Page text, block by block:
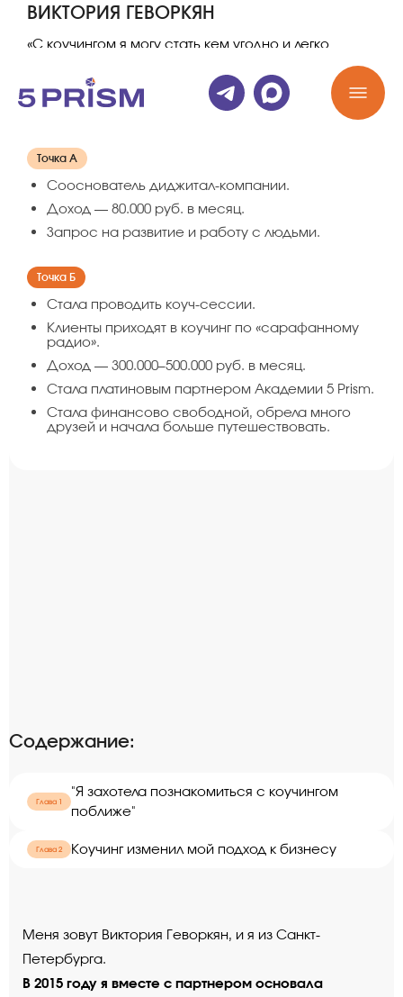
ВИКТОРИЯ ГЕВОРКЯН
«С коучингом я могу стать кем угодно и легко
самый ценный подарок всем студентам Академии
5 Prism, который никто изначально не ожидает
получить».
Точка А
Сооснователь диджитал-компании.
Доход — 80.000 руб. в месяц.
Запрос на развитие и работу с людьми.
Точка Б
Стала проводить коуч-сессии.
Клиенты приходят в коучинг по «сарафанному
радио».
Доход — 300.000–500.000 руб. в месяц.
Стала платиновым партнером Академии 5 Prism.
Стала финансово свободной, обрела много
друзей и начала больше путешествовать.
Содержание:
Глава 1
"Я захотела познакомиться с коучингом
поближе"
Глава 2 Коучинг изменил мой подход к бизнесу
Меня зовут Виктория Геворкян, и я из Санкт-
Петербурга.
В 2015 году я вместе с партнером основала